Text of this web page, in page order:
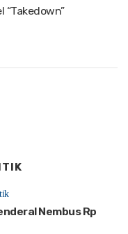
“Takedown”
Nembus Rp